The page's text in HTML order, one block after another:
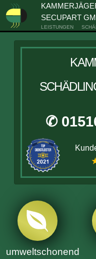
SECUPART
LEISTUNGEN
✆
umweltschonend